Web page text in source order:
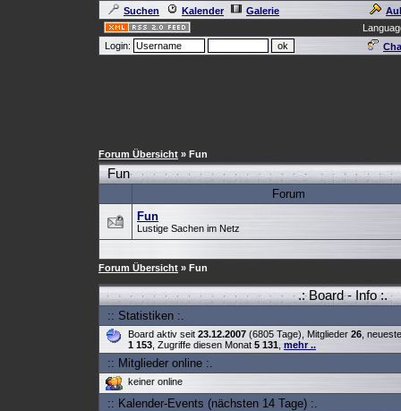
Suchen Kalender Galerie
Login:
Forum Übersicht » Fun
Fun
Forum
Fun
Lustige Sachen im Netz
Forum Übersicht » Fun
.: Board - Info :.
:: Statistiken :.
Board aktiv seit 23.12.2007 (6805 Tage), Mitglieder 26 ,
1 153 , Zugriffe diesen Monat 5 131 mehr ..
:: Mitglieder online :.
keiner online
:: Kalender-Events (nächsten 14 Tage) :.